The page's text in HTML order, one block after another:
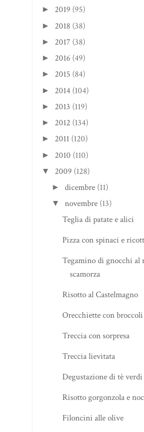
► 2019 (95)
► 2018 (38)
► 2017 (38)
► 2016 (49)
► 2015 (84)
► 2014 (104)
► 2013 (119)
► 2012 (134)
► 2011 (120)
► 2010 (110)
▼ 2009 (128)
►dicembre (11)
▼ novembre (13)
Teglia di patate e alici
Pizza con spinaci e
Tegamino di gnocchi al
scamorza
Risotto al Castelmagno
Orecchiette con broccoli
Treccia con sorpresa
Treccia lievitata
Degustazione di tè
Risotto gorgonzola e
Filoncini alle olive